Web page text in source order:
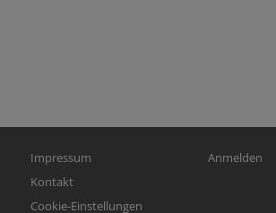
Fußbereichsmenü
Impressum
Kontakt
Cookie-Einstellungen
Anmelden